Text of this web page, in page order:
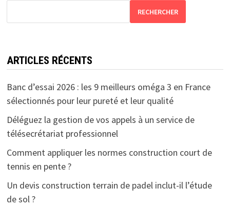
RECHERCHER
ARTICLES RÉCENTS
Banc d’essai 2026 : les 9 meilleurs oméga 3 en France
sélectionnés pour leur pureté et leur qualité
Déléguez la gestion de vos appels à un service de
télésecrétariat professionnel
Comment appliquer les normes construction court de
tennis en pente ?
Un devis construction terrain de padel inclut-il l’étude
de sol ?